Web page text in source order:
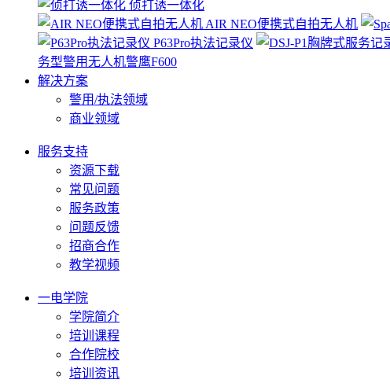
侦打诱一体化
AIR NEO便携式自拍无人机
P63Pro执法记录仪
务型警用无人机警鹰F600
解决方案
警用/执法领域
商业领域
服务支持
资源下载
常见问题
服务政策
问题反馈
招商合作
教学视频
一电学院
学院简介
培训课程
合作院校
培训资讯